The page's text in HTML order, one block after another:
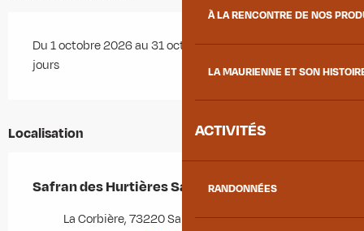
À LA RENCONTRE DE NOS
LA MAURIENNE ET SON
ACTIVITÉS
RANDONNÉES
Du 1 octobre 2026 au 31 octobre 2026 - Ouvert tous les
jours
Localisation
Safran des Hurtières Savoie
La Corbière, 73220 Saint-Pierre-de-Belleville